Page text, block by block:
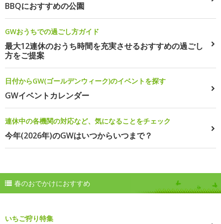
BBQにおすすめの公園
GWおうちでの過ごし方ガイド
最大12連休のおうち時間を充実させるおすすめの過ごし
方をご提案
日付からGW(ゴールデンウィーク)のイベントを探す
GWイベントカレンダー
連休中の各機関の対応など、気になることをチェック
今年(2026年)のGWはいつからいつまで？
春のおでかけにおすすめ
いちご狩り特集